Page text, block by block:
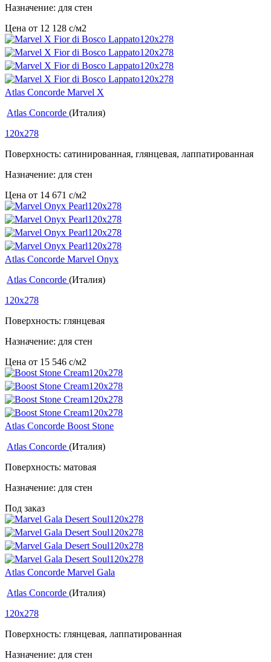
Назначение: для стен
Цена от 12 128 c/м2
Atlas Concorde Marvel X
Atlas Concorde (Италия)
120x278
Поверхность: сатинированная, глянцевая, лаппатированная
Назначение: для стен
Цена от 14 671 c/м2
Atlas Concorde Marvel Onyx
Atlas Concorde (Италия)
120x278
Поверхность: глянцевая
Назначение: для стен
Цена от 15 546 c/м2
Atlas Concorde Boost Stone
Atlas Concorde (Италия)
Поверхность: матовая
Назначение: для стен
Под заказ
Atlas Concorde Marvel Gala
Atlas Concorde (Италия)
120x278
Поверхность: глянцевая, лаппатированная
Назначение: для стен